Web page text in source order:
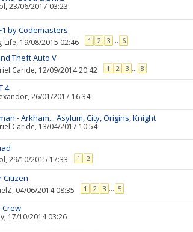
, 23/06/2017 03:23
by Codemasters
Life, 19/08/2015 02:46 1 2 3 ... 6
Theft Auto V
Caride, 12/09/2014 20:42 1 2 3 ... 8
4
, 26/01/2017 16:34
- Arkham... Asylum, City, Origins, Knight
Caride, 13/04/2017 10:54
, 29/10/2015 17:33 1 2
Citizen
, 04/06/2014 08:35 1 2 3 ... 5
Crew
, 17/10/2014 03:26